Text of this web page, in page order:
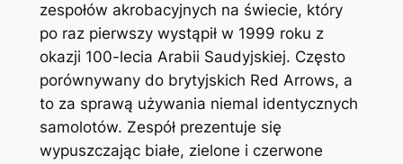
zespołów akrobacyjnych na świecie, który
po raz pierwszy wystąpił w 1999 roku z
okazji 100-lecia Arabii Saudyjskiej. Często
porównywany do brytyjskich Red Arrows, a
to za sprawą używania niemal identycznych
samolotów. Zespół prezentuje się
wypuszczając białe, zielone i czerwone